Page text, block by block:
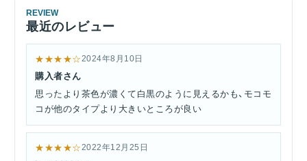
REVIEW
最近のレビュー
★★★★☆2024年8月10日
購入者さん
思ったより茶色が濃くて白黒のように見えるかも、モコモ
コが他のタイプより大きいところが良い
★★★★☆2022年12月25日